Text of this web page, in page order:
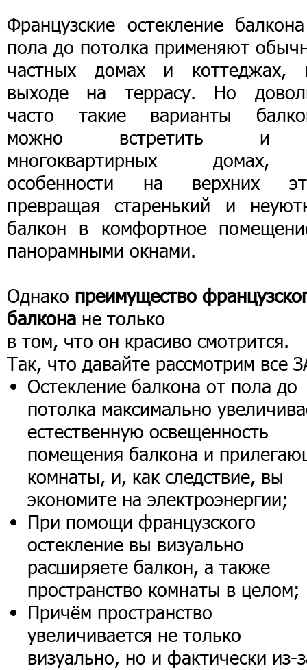
Французские остекление
пола до потолка применяют
частных домах и коттеджах,
выходе на террасу. Но
часто такие варианты
можно встретить
многоквартирных
особенности на верхних
превращая старенький и
балкон в комфортное
панорамными окнами.
Однако преимущество
балкона не только
в том, что он красиво смотрится.
Так, что давайте рассмотрим все
Остекление балкона от пола до
потолка максимально
естественную освещенность
помещения балкона и
комнаты, и, как следствие, вы
экономите на электроэнергии;
При помощи французского
остекление вы визуально
расширяете балкон, а также
пространство комнаты в целом;
Причём пространство
увеличивается не только
визуально, но и фактически из-